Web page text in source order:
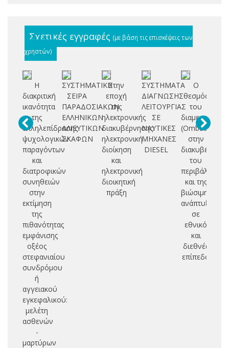
Σχετικές εγγραφές (με βάση τις επισκέψεις των
χρηστών)
Η
διακριτική
ικανότητα
της
αλληλεπίδρασης
ψυχολογικών
παραγόντων
και
διατροφικών
συνηθειών
στην
εκτίμηση
της
πιθανότητας
εμφάνισης
οξέος
στεφανιαίου
συνδρόμου
ή
αγγειακού
εγκεφαλικού:
μελέτη
ασθενών
-
μαρτύρων
ΣΥΣΤΗΜΑΤΙΚΗ
ΣΕΙΡΑ
ΠΑΡΑΔΟΣΙΑΚΩΝ
ΕΛΛΗΝΙΚΩΝ
ΑΛΙΕΥΤΙΚΩΝ
ΣΚΑΦΩΝ
Στην
εποχή
της
ηλεκτρονικής
διακυβέρνησης:
ηλεκτρονική
διοίκηση
και
ηλεκτρονική
διοικητική
πράξη
ΣΥΣΤΗΜΑΤΑ
ΔΙΑΓΝΩΣΗΣ
ΛΕΙΤΟΥΡΓΙΑΣ
ΣΕ
ΝΑΥΤΙΚΕΣ
ΜΗΧΑΝΕΣ
DIESEL
O
θεσμός
του
(Ombudsman)
στην
διακυβέρνηση
του
και της
βιώσιμης
ανάπτυξης
σε
εθνικό
και
διεθνές
επίπεδο